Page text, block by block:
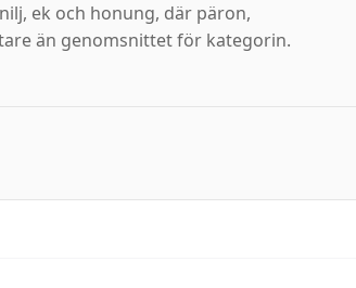
ek och honung, där päron,
än genomsnittet för kategorin.